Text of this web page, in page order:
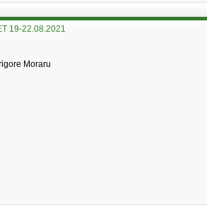
19-22.08.2021
Moraru